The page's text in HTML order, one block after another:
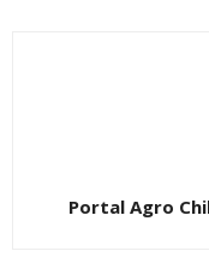
Portal Agro